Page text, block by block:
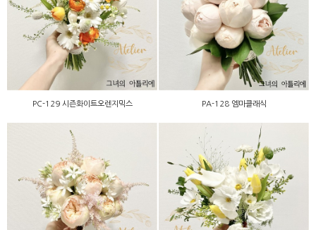
PC-129 시즌화이트오렌지
믹스
PC-129 시즌화이트오렌지믹스
PA-128 엠마클래식
PA-128 엠마클래식
★PA-127 피치프리미엄믹
스
PC-126 옐로우튤립 믹스